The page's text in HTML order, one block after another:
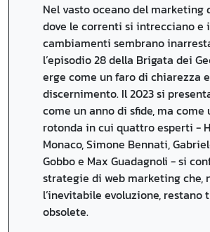
Nel vasto oceano del marketing
dove le correnti si intrecciano e
cambiamenti sembrano
l’episodio 28 della Brigata dei
erge come un faro di chiarezza e
discernimento. Il 2023 si
come un anno di sfide, ma come
rotonda in cui quattro esperti -
Monaco, Simone Bennati,
Gobbo e Max Guadagnoli - si
strategie di web marketing che,
l’inevitabile evoluzione, restano
obsolete.